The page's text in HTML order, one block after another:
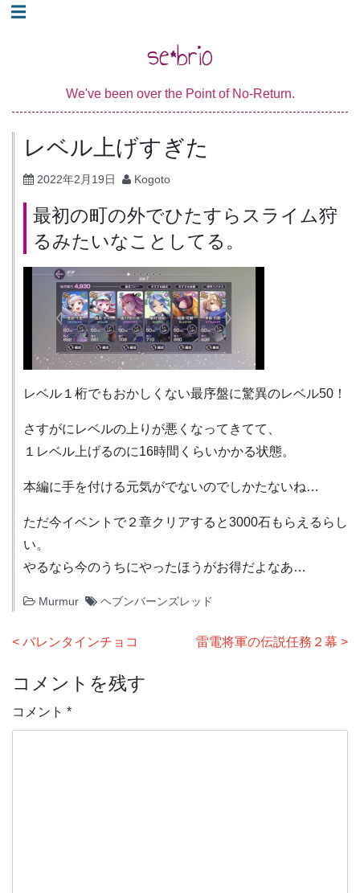
コ☰
se*brio
We've been over the Point of No-Return.
レベル上げすぎた
2022年2月19日 Kogoto
最初の町の外でひたすらスライム狩
るみたいなことしてる。
レベル１桁でもおかしくない最序盤に驚異のレベル50！
さすがにレベルの上りが悪くなってきてて、
１レベル上げるのに16時間くらいかかる状態。
本編に手を付ける元気がでないのでしかたないね…
ただ今イベントで２章クリアすると3000石もらえるらし
い。
やるなら今のうちにやったほうがお得だよなあ…
Murmur ヘブンバーンズレッド
投
ナ
ビ
ゲ
バレンタインチョコ 雷電将軍の伝説任務２幕
コメントを残す
コメント *